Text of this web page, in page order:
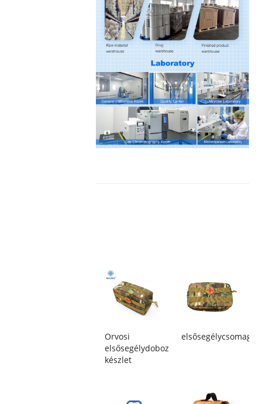
Orvosi
elsősegélydoboz
készlet
elsősegélycsomag